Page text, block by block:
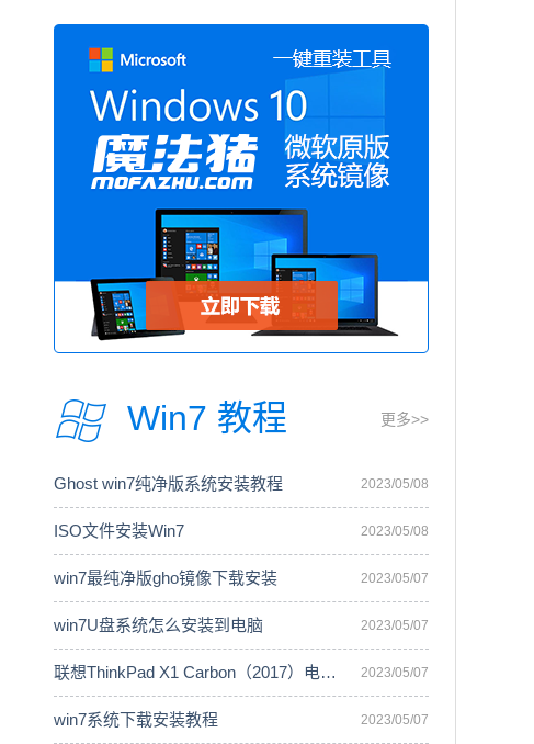
Win7 教程 更多>>
Ghost win7纯净版系统安装教程 2023/05/08
ISO文件安装Win7 2023/05/08
win7最纯净版gho镜像下载安装 2023/05/07
win7U盘系统怎么安装到电脑 2023/05/07
联想ThinkPad X1 Carbon（2017）电脑安 2023/05/07
win7系统下载安装教程 2023/05/07